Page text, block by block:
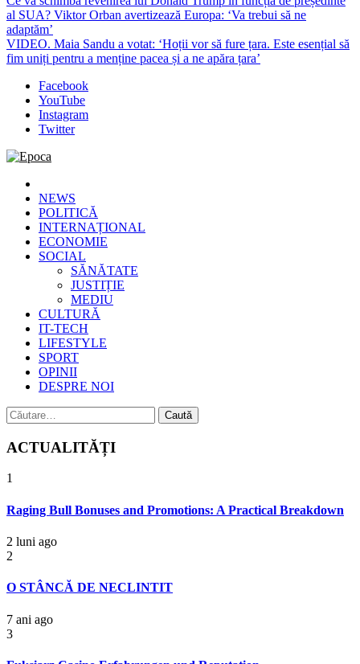
al SUA? Viktor Orban avertizează Europa: ‘Va trebui să ne
adaptăm’
VIDEO. Maia Sandu a votat: ‘Hoții vor să fure țara. Este esențial să
fim uniți pentru a menține pacea și a ne apăra țara’
Facebook
YouTube
Instagram
Twitter
Epoca
Cele mai noi știri online din România
NEWS
POLITICĂ
INTERNAȚIONAL
ECONOMIE
SOCIAL
SĂNĂTATE
JUSTIȚIE
MEDIU
CULTURĂ
IT-TECH
LIFESTYLE
SPORT
OPINII
DESPRE NOI
Caută
după:
ACTUALITĂȚI
1
Raging Bull Bonuses and Promotions: A Practical Breakdown
2 luni ago
2
O STÂNCĂ DE NECLINTIT
7 ani ago
3